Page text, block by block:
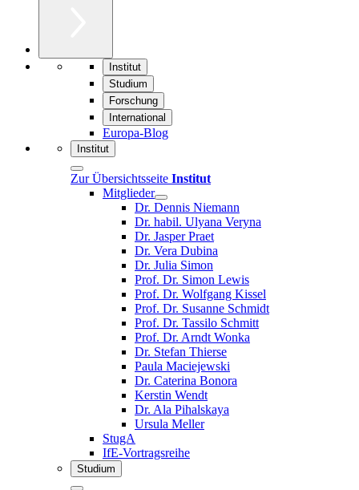
Institut
Studium
Forschung
International
Europa-Blog
Institut
Zur Übersichtsseite Institut
Mitglieder
Dr. Dennis Niemann
Dr. habil. Ulyana Veryna
Dr. Jasper Praet
Dr. Vera Dubina
Dr. Julia Simon
Prof. Dr. Simon Lewis
Prof. Dr. Wolfgang Kissel
Prof. Dr. Susanne Schmidt
Prof. Dr. Tassilo Schmitt
Prof. Dr. Arndt Wonka
Dr. Stefan Thierse
Paula Maciejewski
Dr. Caterina Bonora
Kerstin Wendt
Dr. Ala Pihalskaya
Ursula Meller
StugA
IfE-Vortragsreihe
Studium